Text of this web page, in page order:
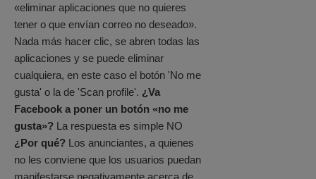
«eliminar aplicaciones que no quieres
tener o que envían correo no deseado».
Nada más hacer clic, se abren todas las
aplicaciones y se puede eliminar
cualquiera, en este caso el botón 'No me
gusta' o la de 'Scan profile'. ¿Va
Facebook a poner un botón «no me
gusta»? La respuesta es simple NO
¿Por qué? Los anunciantes, a quienes
no les conviene que los usuarios puedan
manifestarse negativamente acerca de